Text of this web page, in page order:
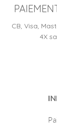
CB, Visa,
4X